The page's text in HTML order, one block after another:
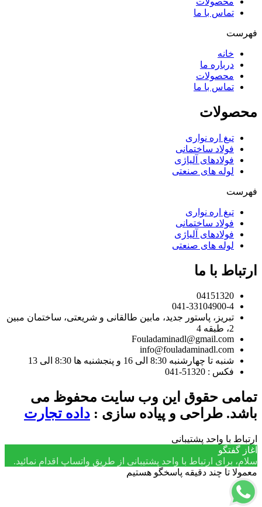
تماس با ما
فهرست
خانه
درباره ما
محصولات
تماس با ما
محصولات
تیغ اره نواری
فولاد ساختمانی
فولادهای آلیاژی
لوله های صنعتی
فهرست
تیغ اره نواری
فولاد ساختمانی
فولادهای آلیاژی
لوله های صنعتی
ارتباط با ما
04151320
041-33104900-4
تبریز، پاستور جدید، مابین طالقانی و شریعتی، ساختمان مبین
2، طبقه 4
Fouladaminadl@gmail.com
info@fouladaminadl.com
شنبه تا چهارشنبه 8:30 الی 16 و پنجشنبه ها 8:30 الی 13
فکس : 51320-041
تمامی حقوق این وب سایت محفوظ می
باشد. طراحی و پیاده سازی : داده تجارت
ارتباط با واحد پشتیبانی
آغاز گفتگو
سلام، برای ارتباط با واحد پشتیبانی از طریق واتساپ اقدام نمائید.
معمولا تا چند دقیقه پاسخگو هستیم